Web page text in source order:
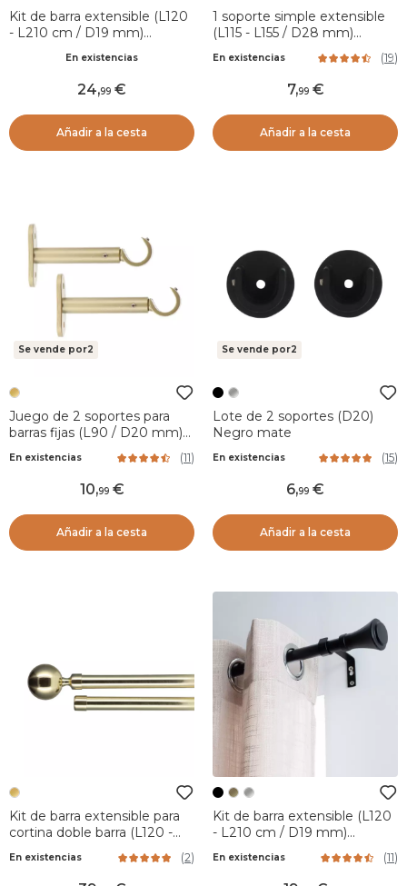
Kit de barra extensible (L120
- L210 cm / D19 mm)
En existencias
24,99
Añadir a la cesta
1 soporte simple extensible
(L115 - L155 / D28 mm)
En existencias (19)
7,99
Añadir a la cesta
Se vende por2
Juego de 2 soportes para
barras fijas (L90 / D20 mm)
En existencias (11)
10,99
Añadir a la cesta
Se vende por2
Lote de 2 soportes (D20)
Negro mate
En existencias (15)
6,99
Añadir a la cesta
Kit de barra extensible para
cortina doble barra (L120 -
L210 cm / D19 mm) Paloma
Oro
En existencias (2)
Kit de barra extensible (L120
- L210 cm / D19 mm)
En existencias (11)